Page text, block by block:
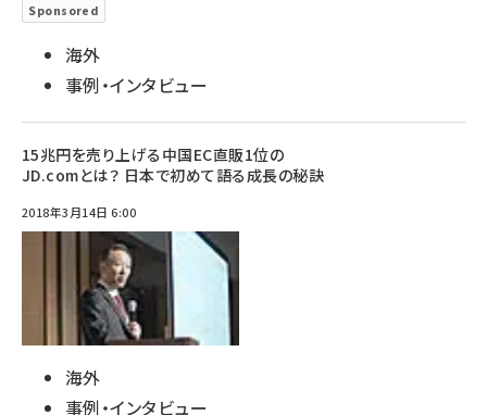
Sponsored
海外
事例・インタビュー
15兆円を売り上げる中国EC直販1位の
JD.comとは？ 日本で初めて語る成長の秘訣
2018年3月14日 6:00
海外
事例・インタビュー